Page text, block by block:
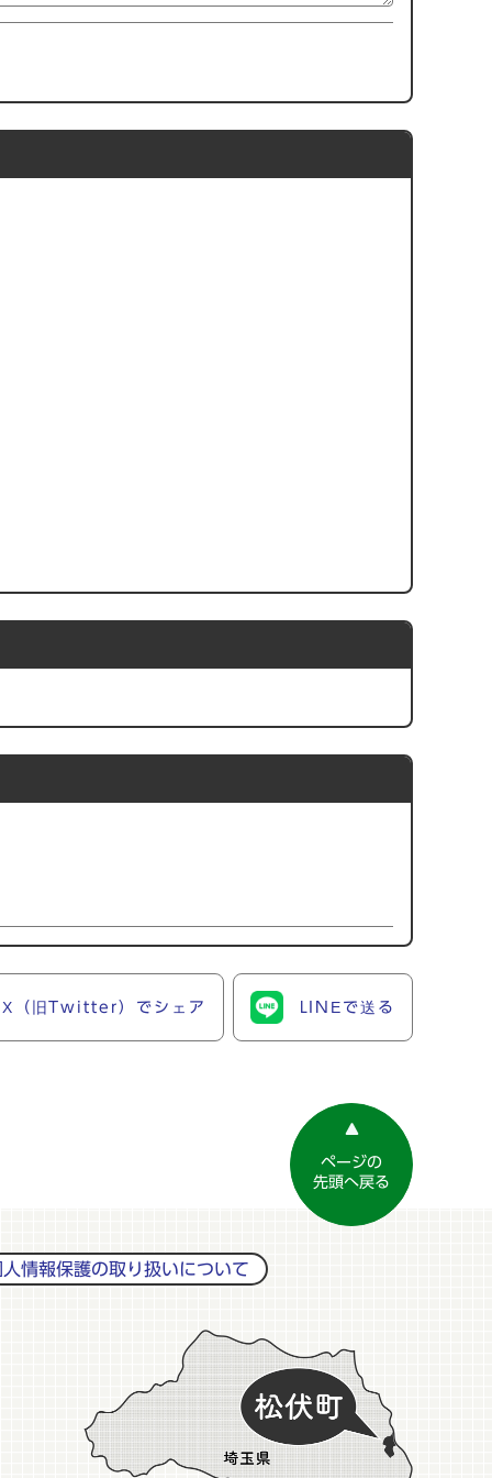
X（旧Twitter）でシェア LINEで送る
ページの
先頭へ戻る
人情報保護の取り扱いについて